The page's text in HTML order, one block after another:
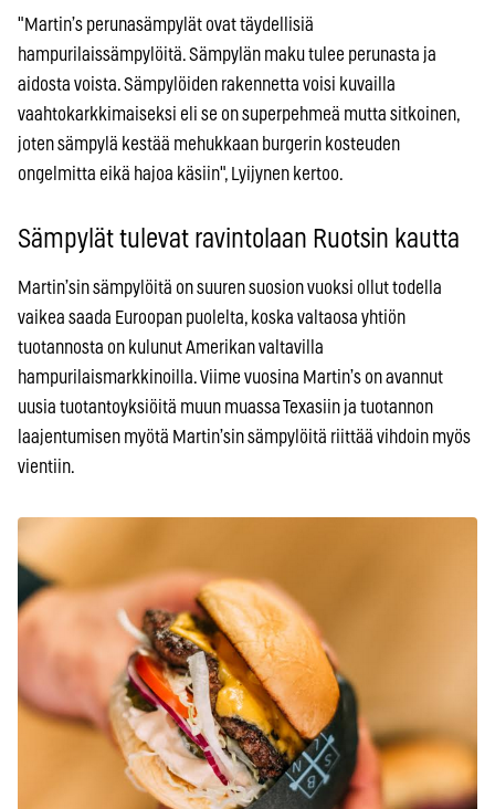
"Martin’s perunasämpylät ovat täydellisiä
hampurilaissämpylöitä. Sämpylän maku tulee perunasta ja
aidosta voista. Sämpylöiden rakennetta voisi kuvailla
vaahtokarkkimaiseksi eli se on superpehmeä mutta sitkoinen,
joten sämpylä kestää mehukkaan burgerin kosteuden
ongelmitta eikä hajoa käsiin", Lyijynen kertoo.
Sämpylät tulevat ravintolaan Ruotsin kautta
Martin’sin sämpylöitä on suuren suosion vuoksi ollut todella
vaikea saada Euroopan puolelta, koska valtaosa yhtiön
tuotannosta on kulunut Amerikan valtavilla
hampurilaismarkkinoilla. Viime vuosina Martin’s on avannut
uusia tuotantoyksiöitä muun muassa Texasiin ja tuotannon
laajentumisen myötä Martin’sin sämpylöitä riittää vihdoin myös
vientiin.